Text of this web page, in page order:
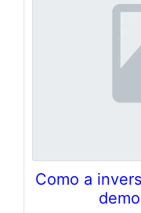
Como a